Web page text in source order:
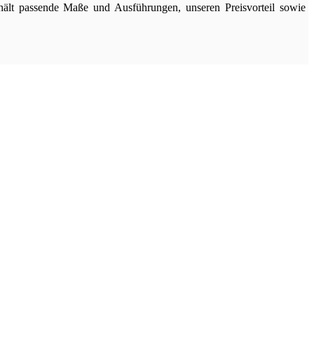
passende Maße und Ausführungen, unseren Preisvorteil sowie